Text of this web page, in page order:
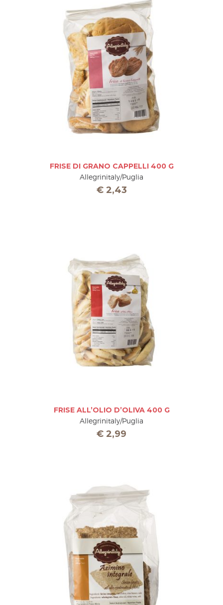
FRISE DI GRANO CAPPELLI 400 G
Allegrinitaly/Puglia
€2,43
FRISE ALL’OLIO D’OLIVA 400 G
Allegrinitaly/Puglia
€ 2,99